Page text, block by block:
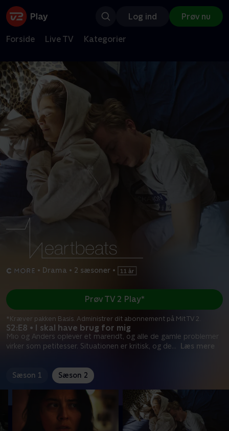
Log ind Prøv nu
Forside Live TV Kategorier
• Drama • 2 sæsoner •
S2:E8 • I skal have brug for mig
Mio og Anders oplever et mareridt, og alle de gamle problemer
virker som petitesser. Situationen er kritisk, og de... Læs mere
Prøv TV 2 Play*
*Kræver pakken Basis. Administrer dit abonnement på Mit TV 2.
Sæson 1 Sæson 2